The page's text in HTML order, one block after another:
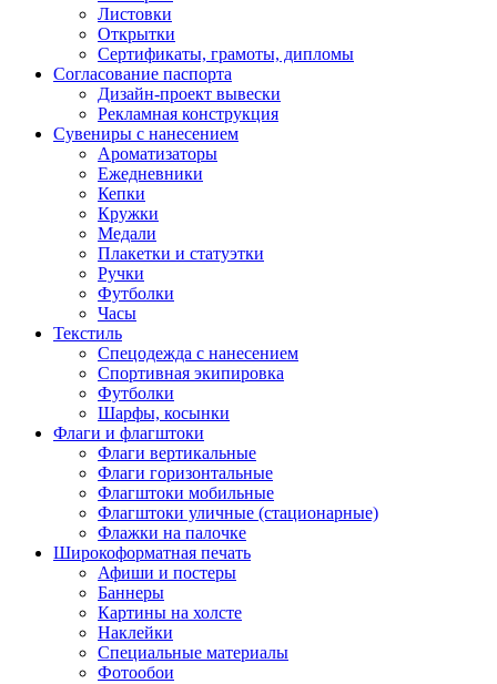
Листовки
Открытки
Сертификаты, грамоты, дипломы
Согласование паспорта
Дизайн-проект вывески
Рекламная конструкция
Сувениры с нанесением
Ароматизаторы
Ежедневники
Кепки
Кружки
Медали
Плакетки и статуэтки
Ручки
Футболки
Часы
Текстиль
Спецодежда с нанесением
Спортивная экипировка
Футболки
Шарфы, косынки
Флаги и флагштоки
Флаги вертикальные
Флаги горизонтальные
Флагштоки мобильные
Флагштоки уличные (стационарные)
Флажки на палочке
Широкоформатная печать
Афиши и постеры
Баннеры
Картины на холсте
Наклейки
Специальные материалы
Фотообои